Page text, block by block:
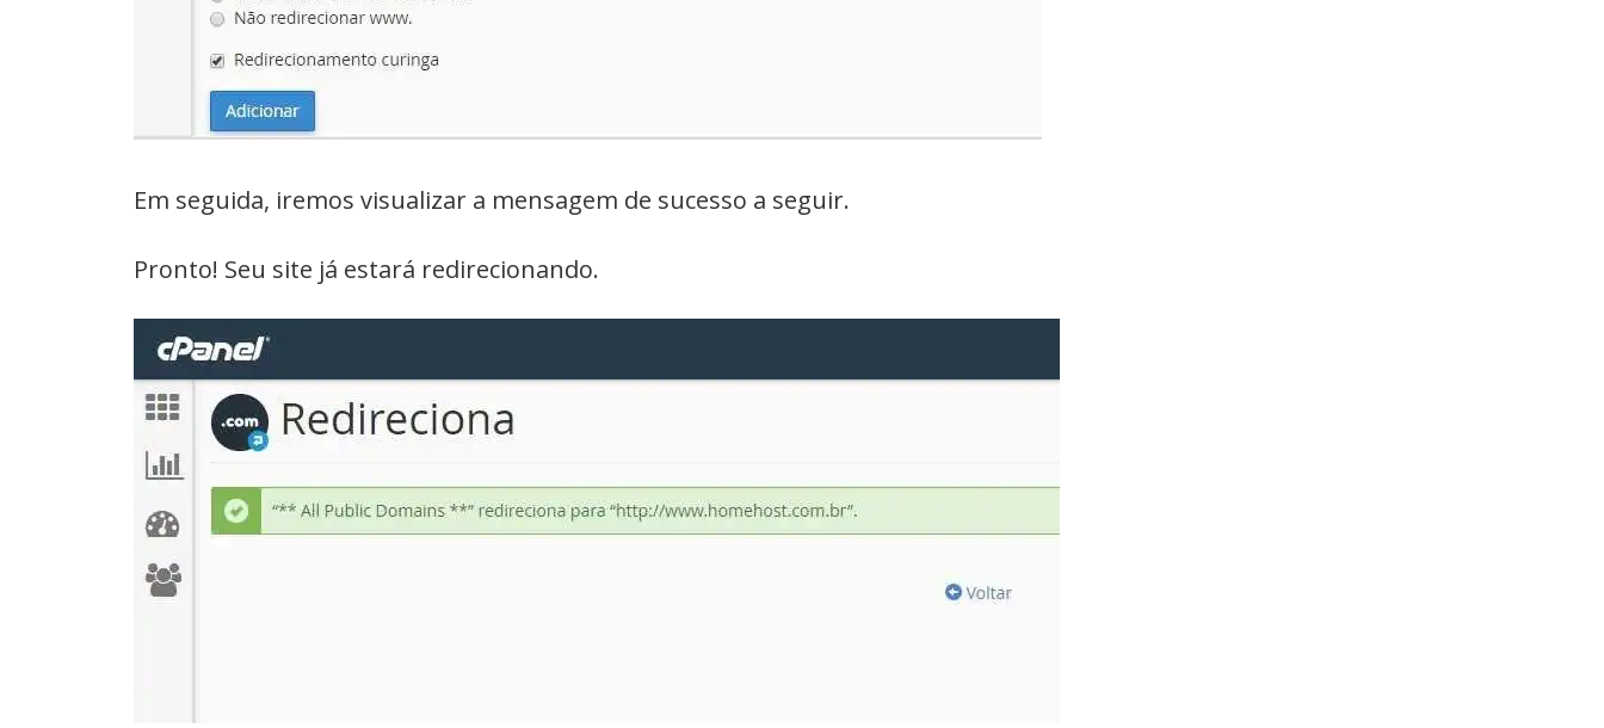
Em seguida, iremos visualizar a mensagem de sucesso a seguir.
Pronto! Seu site já estará redirecionando.